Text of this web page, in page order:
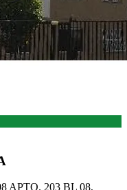
APTO. 203 BL 08,